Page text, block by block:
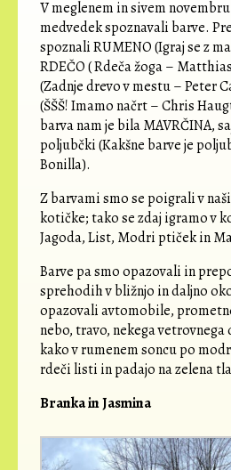
V meglenem in sivem
medvedek spoznavali barve.
spoznali RUMENO (Igraj se z
RDEČO ( Rdeča žoga –
(Zadnje drevo v mestu – Peter
(ŠŠŠ! Imamo načrt – Chris
barva nam je bila MAVRČINA,
poljubčki (Kakšne barve je
Bonilla).
Z barvami smo se poigrali v
kotičke; tako se zdaj igramo v
Jagoda, List, Modri ptiček in
Barve pa smo opazovali in
sprehodih v bližnjo in daljno
opazovali avtomobile,
nebo, travo, nekega vetrovnega
kako v rumenem soncu po
rdeči listi in padajo na zelena
Branka in Jasmina